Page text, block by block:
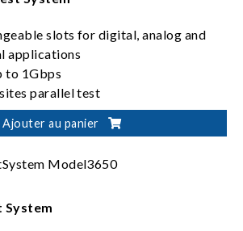
slots for digital, analog and
applications
to 1Gbps
parallel test
I/O pins
Ajouter au panier
System